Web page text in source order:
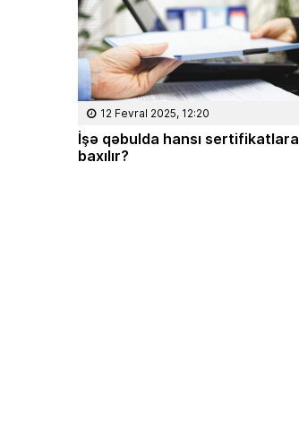
12 Fevral 2025, 12:20
İşə qəbulda hansı sertifikatlara
baxılır?